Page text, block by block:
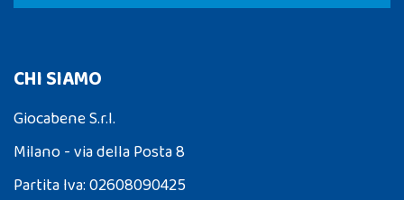
CHI SIAMO
Giocabene S.r.l.
Milano - via della Posta 8
Partita Iva: 02608090425